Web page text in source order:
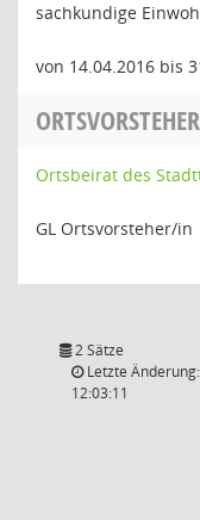
sachkundige
von 14.04.2016 bis
Ortsbeirat des
GL Ortsvorsteher/in
2 Sätze
Letzte
12:03:11